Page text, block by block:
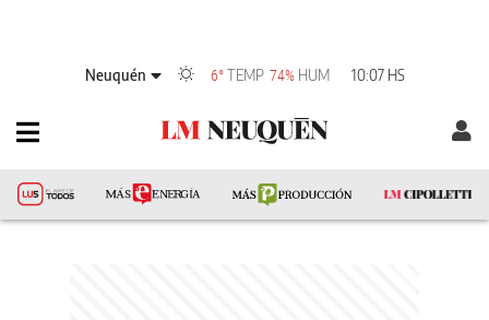
Neuquén 6° TEMP 74% HUM 10:07 HS